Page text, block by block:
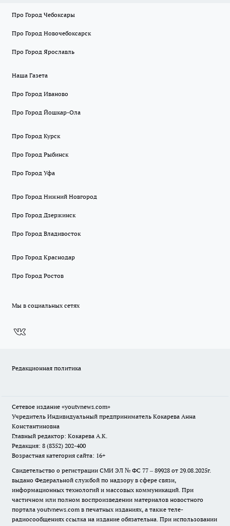
Про Город Чебоксары
Про Город Новочебоксарск
Про Город Ярославль
Наша Газета
Про Город Иваново
Про Город Йошкар-Ола
Про Город Курск
Про Город Рыбинск
Про Город Уфа
Про Город Нижний Новгород
Про Город Дзержинск
Про Город Владивосток
Про Город Краснодар
Про Город Ростов
Мы в социальных сетях
Редакционная политика
Сетевое издание «youtvnews.com»
Учредитель Индивидуальный предприниматель Кокарева Анна
Константиновна
Главный редактор: Кокарева А.К.
Редакция: 8 (8352) 202-400
Возрастная категория сайта: 16+
Свидетельство о регистрации СМИ ЭЛ № ФС 77 – 89928 от 29.08.2025г.
выдано Федеральной службой по надзору в сфере связи,
информационных технологий и массовых коммуникаций. При
частичном или полном воспроизведении материалов новостного
портала youtvnews.com в печатных изданиях, а также теле-
радиосообщениях ссылка на издание обязательна. При использовании